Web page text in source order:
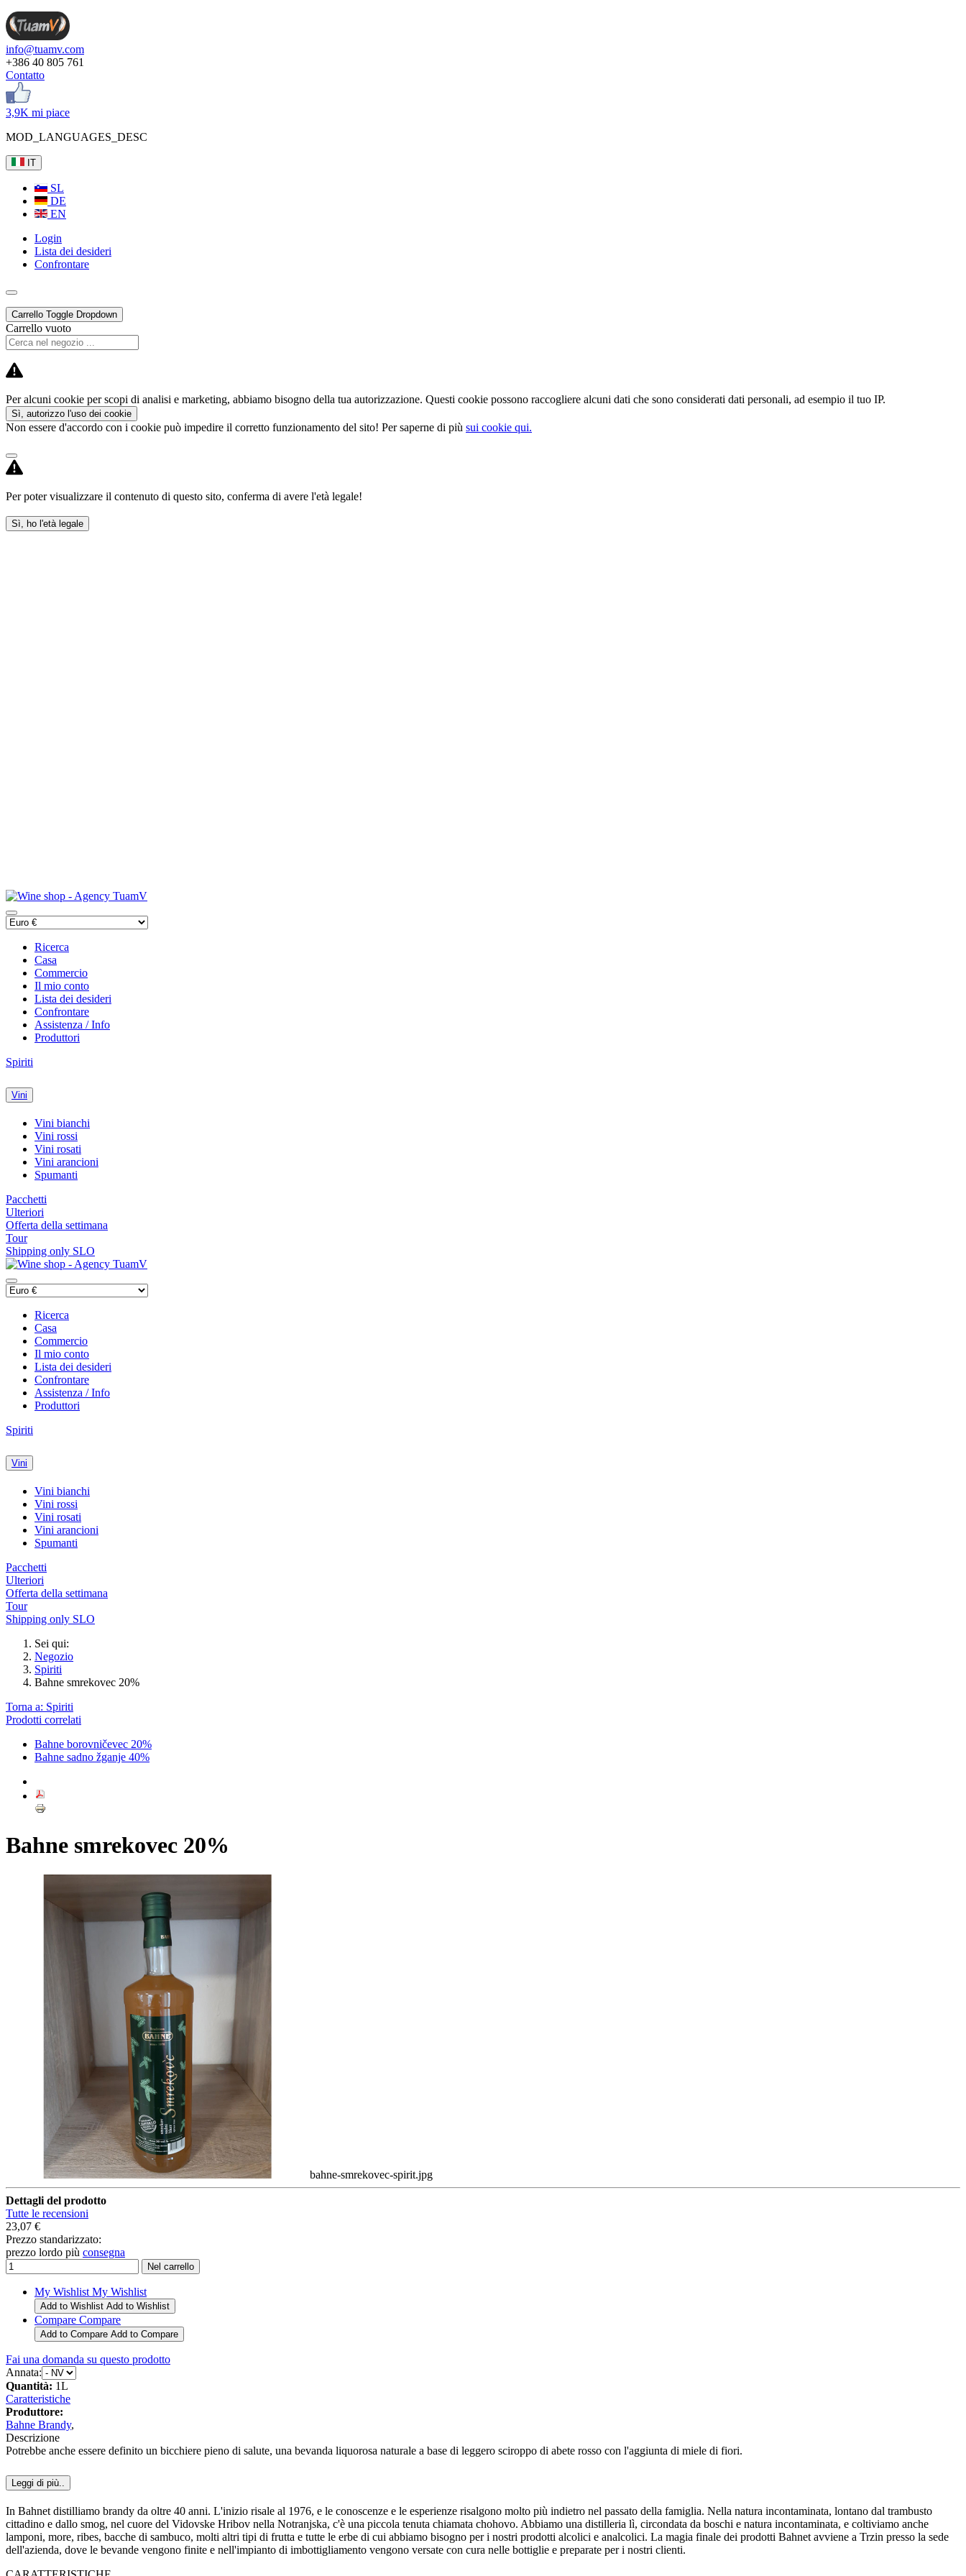
info@tuamv.com
+386 40 805 761
Contatto
3,9K mi piace
MOD_LANGUAGES_DESC
IT
SL
DE
EN
Login
Lista dei desideri
Confrontare
Carrello Toggle Dropdown
Carrello vuoto
Per alcuni cookie per scopi di analisi e marketing, abbiamo bisogno della tua autorizzazione. Questi cookie possono raccogliere alcuni dati che sono considerati dati personali, ad esempio il tuo IP.
Sì, autorizzo l'uso dei cookie
Non essere d'accordo con i cookie può impedire il corretto funzionamento del sito! Per saperne di più sui cookie qui.
Per poter visualizzare il contenuto di questo sito, conferma di avere l'età legale!
Sì, ho l'età legale
Ricerca
Casa
Commercio
Il mio conto
Lista dei desideri
Confrontare
Assistenza / Info
Produttori
Spiriti
Vini
Vini bianchi
Vini rossi
Vini rosati
Vini arancioni
Spumanti
Pacchetti
Ulteriori
Offerta della settimana
Tour
Shipping only SLO
Ricerca
Casa
Commercio
Il mio conto
Lista dei desideri
Confrontare
Assistenza / Info
Produttori
Spiriti
Vini
Vini bianchi
Vini rossi
Vini rosati
Vini arancioni
Spumanti
Pacchetti
Ulteriori
Offerta della settimana
Tour
Shipping only SLO
Sei qui:
Negozio
Spiriti
Bahne smrekovec 20%
Torna a: Spiriti
Prodotti correlati
Bahne borovničevec 20%
Bahne sadno žganje 40%
Bahne smrekovec 20%
bahne-smrekovec-spirit.jpg
Dettagli del prodotto
Tutte le recensioni
23,07 €
Prezzo standarizzato:
prezzo lordo più consegna
My Wishlist My Wishlist
Add to Wishlist Add to Wishlist
Compare Compare
Add to Compare Add to Compare
Fai una domanda su questo prodotto
Annata:
Quantità: 1L
Caratteristiche
Produttore:
Bahne Brandy,
Descrizione
Potrebbe anche essere definito un bicchiere pieno di salute, una bevanda liquorosa naturale a base di leggero sciroppo di abete rosso con l'aggiunta di miele di fiori.
Leggi di più..
In Bahnet distilliamo brandy da oltre 40 anni. L'inizio risale al 1976, e le conoscenze e le esperienze risalgono molto più indietro nel passato della famiglia. Nella natura incontaminata, lontano dal trambusto
cittadino e dallo smog, nel cuore del Vidovske Hribov nella Notranjska, c'è una piccola tenuta chiamata chohovo. Abbiamo una distilleria lì, circondata da boschi e natura incontaminata, e coltiviamo anche
lamponi, more, ribes, bacche di sambuco, molti altri tipi di frutta e tutte le erbe di cui abbiamo bisogno per i nostri prodotti alcolici e analcolici. La magia finale dei prodotti Bahnet avviene a Trzin presso la sede
dell'azienda, dove le bevande vengono finite e nell'impianto di imbottigliamento vengono versate con cura nelle bottiglie e preparate per i nostri clienti.